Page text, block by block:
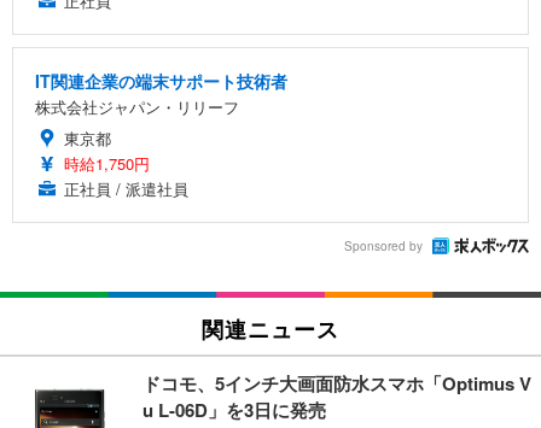
IT関連企業の端末サポート技術者
株式会社ジャパン・リリーフ
東京都
時給1,750円
正社員 / 派遣社員
Sponsored by
関連ニュース
ドコモ、5インチ大画面防水スマホ「Optimus V
u L-06D」を3日に発売